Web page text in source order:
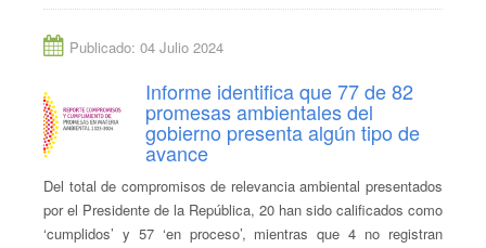
Publicado: 04 Julio 2024
Informe identifica que 77 de 82
promesas ambientales del
gobierno presenta algún tipo de
avance
Del total de compromisos de relevancia ambiental presentados
por el Presidente de la República, 20 han sido calificados como
‘cumplidos’ y 57 ‘en proceso’, mientras que 4 no registran